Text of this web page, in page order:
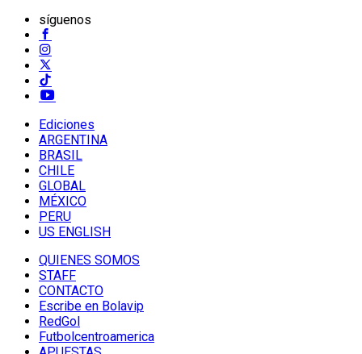
síguenos
Ediciones
ARGENTINA
BRASIL
CHILE
GLOBAL
MÉXICO
PERU
US ENGLISH
QUIENES SOMOS
STAFF
CONTACTO
Escribe en Bolavip
RedGol
Futbolcentroamerica